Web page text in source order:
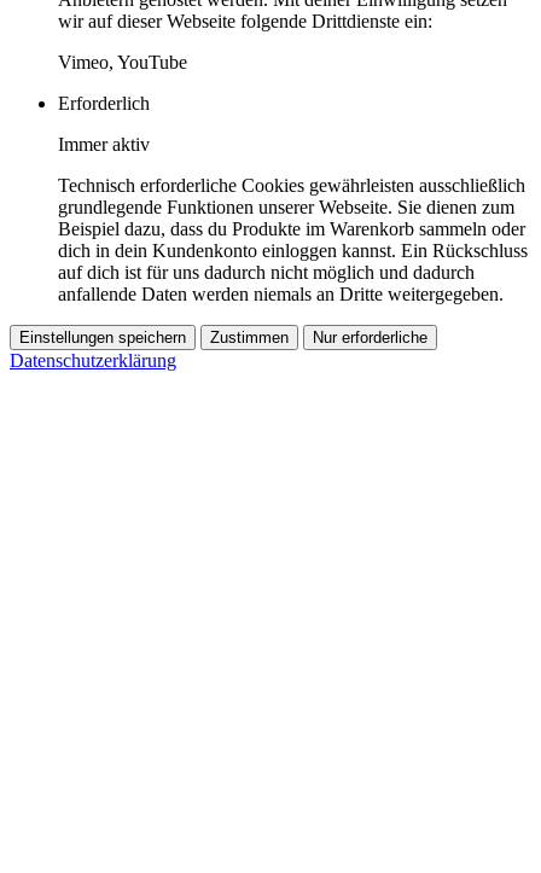
wir auf dieser Webseite folgende Drittdienste ein:
Vimeo, YouTube
Erforderlich
Immer aktiv
Technisch erforderliche Cookies gewährleisten ausschließlich
grundlegende Funktionen unserer Webseite. Sie dienen zum
Beispiel dazu, dass du Produkte im Warenkorb sammeln oder
dich in dein Kundenkonto einloggen kannst. Ein Rückschluss
auf dich ist für uns dadurch nicht möglich und dadurch
anfallende Daten werden niemals an Dritte weitergegeben.
Einstellungen speichern Zustimmen Nur erforderliche
Datenschutzerklärung